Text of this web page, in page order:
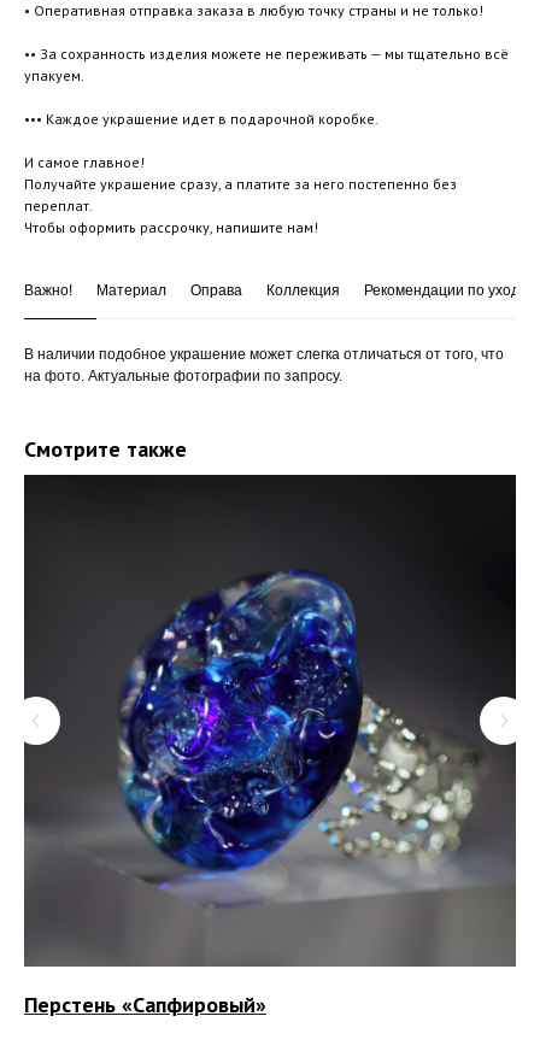
• Оперативная отправка заказа в любую точку страны и не только!
•• За сохранность изделия можете не переживать — мы тщательно всё
упакуем.
••• Каждое украшение идет в подарочной коробке.
И самое главное!
Получайте украшение сразу, а платите за него постепенно без
переплат.
Чтобы оформить рассрочку, напишите нам!
Важно! Материал Оправа Коллекция Рекомендации по уходу
В наличии подобное украшение может слегка отличаться от того, что
на фото. Актуальные фотографии по запросу.
Смотрите также
Перстень «Сапфировый»